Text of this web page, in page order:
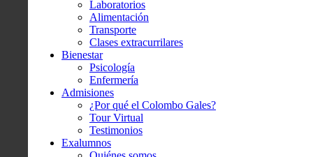
Laboratorios
Alimentación
Transporte
Clases extracurrilares
Bienestar
Psicología
Enfermería
Admisiones
¿Por qué el Colombo Gales?
Tour Virtual
Testimonios
Exalumnos